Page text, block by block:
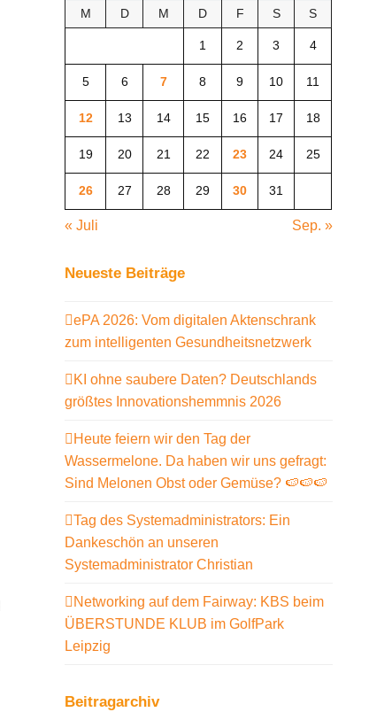
M D M D F S S
1 2 3 4
5 6 7 8 9 10 11
12 13 14 15 16 17 18
19 20 21 22 23 24 25
26 27 28 29 30 31
« Juli Sep. »
Neueste Beiträge
ePA 2026: Vom digitalen Aktenschrank
zum intelligenten Gesundheitsnetzwerk
KI ohne saubere Daten? Deutschlands
größtes Innovationshemmnis 2026
Heute feiern wir den Tag der
Wassermelone. Da haben wir uns gefragt:
Sind Melonen Obst oder Gemüse? 🍉🍉🍉
Tag des Systemadministrators: Ein
Dankeschön an unseren
Systemadministrator Christian
Networking auf dem Fairway: KBS beim
ÜBERSTUNDE KLUB im GolfPark
Leipzig
Beitragarchiv